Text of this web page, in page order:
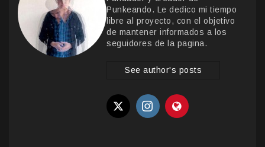
Punkeando. Le dedico mi tiempo
libre al proyecto, con el objetivo
de mantener informados a los
seguidores de la pagina.
See author's posts